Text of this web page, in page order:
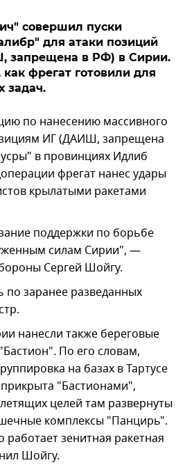
совершил пуски
для атаки позиций
запрещена в РФ) в Сирии.
фрегат готовили для
задач.
по нанесению массивного
ИГ (ДАИШ, запрещена
в провинциях Идлиб
фрегат нанес удары
крылатыми ракетами
поддержки по борьбе
силам Сирии", —
Сергей Шойгу.
по заранее разведанных
нанесли также береговые
По его словам,
на базах в Тартусе
"Бастионами",
целей там развернуты
комплексы "Панцирь".
зенитная ракетная
Шойгу.